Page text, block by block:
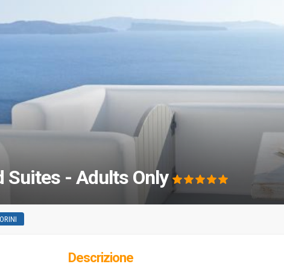
Suites - Adults Only
Descrizione